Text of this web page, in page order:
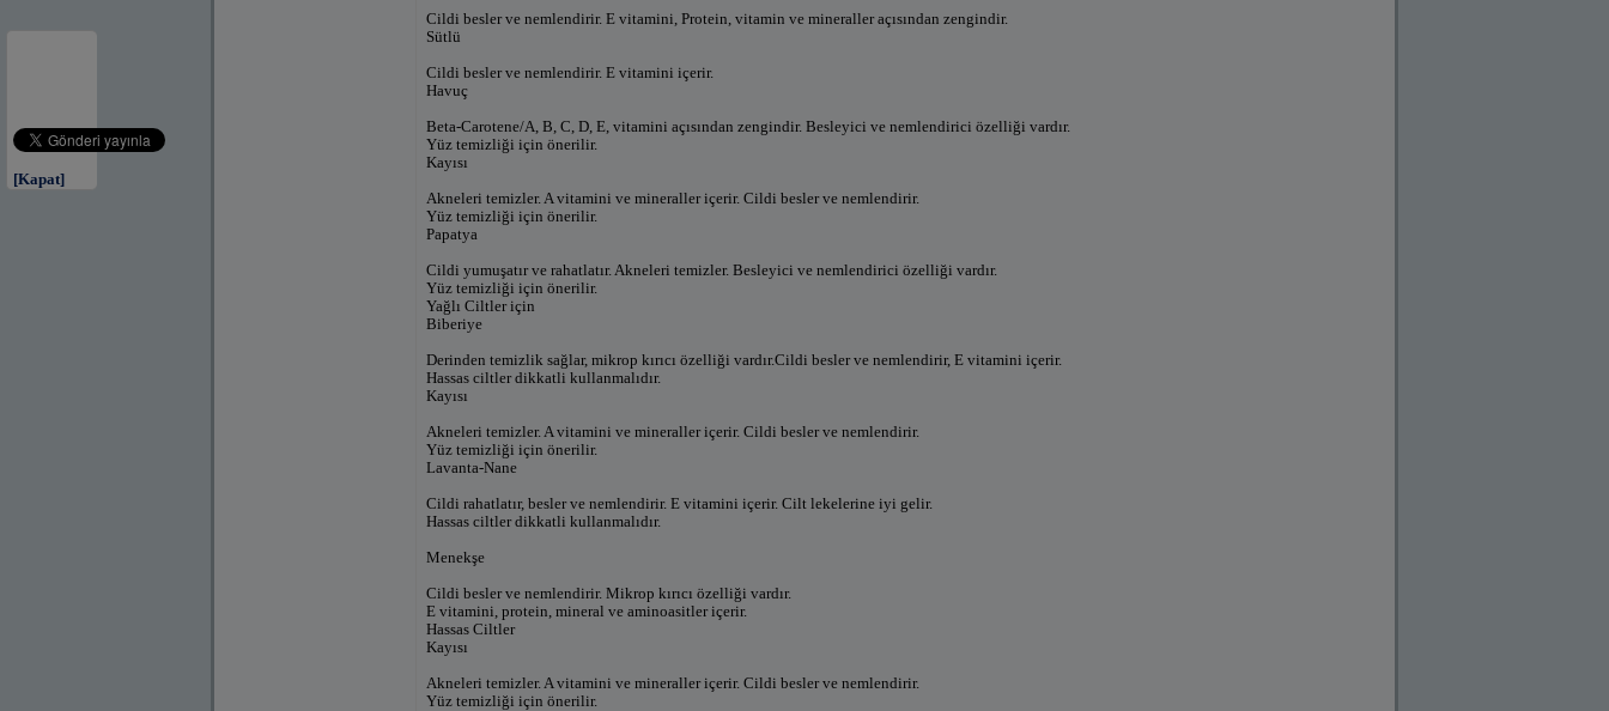
[Kapat]
Cildi besler ve nemlendirir. E vitamini, Protein, vitamin ve mineraller açısından zengindir.
Sütlü
Cildi besler ve nemlendirir. E vitamini içerir.
Havuç
Beta-Carotene/A, B, C, D, E, vitamini açısından zengindir. Besleyici ve nemlendirici özelliği vardır.
Yüz temizliği için önerilir.
Kayısı
Akneleri temizler. A vitamini ve mineraller içerir. Cildi besler ve nemlendirir.
Yüz temizliği için önerilir.
Papatya
Cildi yumuşatır ve rahatlatır. Akneleri temizler. Besleyici ve nemlendirici özelliği vardır.
Yüz temizliği için önerilir.
Yağlı Ciltler için
Biberiye
Derinden temizlik sağlar, mikrop kırıcı özelliği vardır.Cildi besler ve nemlendirir, E vitamini içerir.
Hassas ciltler dikkatli kullanmalıdır.
Kayısı
Akneleri temizler. A vitamini ve mineraller içerir. Cildi besler ve nemlendirir.
Yüz temizliği için önerilir.
Lavanta-Nane
Cildi rahatlatır, besler ve nemlendirir. E vitamini içerir. Cilt lekelerine iyi gelir.
Hassas ciltler dikkatli kullanmalıdır.
Menekşe
Cildi besler ve nemlendirir. Mikrop kırıcı özelliği vardır.
E vitamini, protein, mineral ve aminoasitler içerir.
Hassas Ciltler
Kayısı
Akneleri temizler. A vitamini ve mineraller içerir. Cildi besler ve nemlendirir.
Yüz temizliği için önerilir.